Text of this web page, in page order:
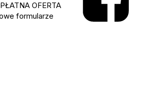
OFERTA
formularze